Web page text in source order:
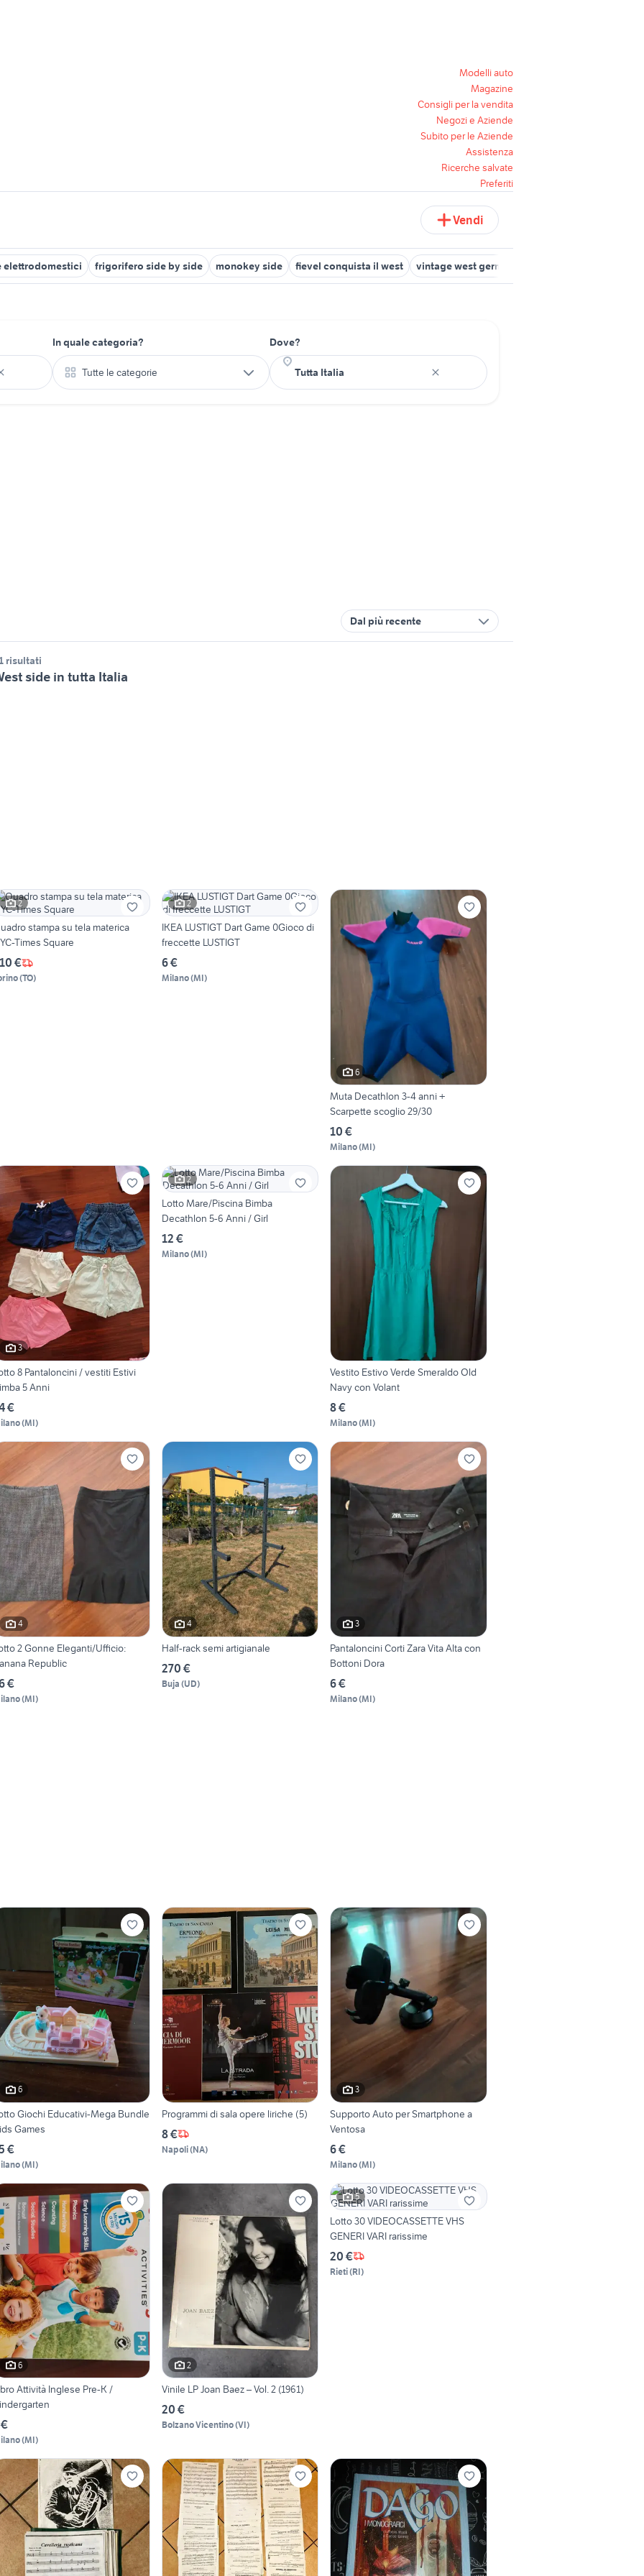
Modelli auto
Magazine
Consigli per la vendita
Negozi e Aziende
Subito per le Aziende
Assistenza
Ricerche salvate
Preferiti
Vendi
elettrodomestici frigorifero side by side monokey side fievel conquista il west vintage west germany
In quale categoria?
Tutte le categorie
Dove?
Dal più recente
risultati
side in tutta Italia
2
stampa su tela materica
Times Square
€
(TO)
2
IKEA LUSTIGT Dart Game 0Gioco di
freccette LUSTIGT
6 €
Milano(MI)
6
Muta Decathlon 3-4 anni +
Scarpette scoglio 29/30
10 €
Milano(MI)
3
8 Pantaloncini / vestiti Estivi
5 Anni
€
(MI)
2
Lotto Mare/Piscina Bimba
Decathlon 5-6 Anni / Girl
12 €
Milano(MI)
Vestito Estivo Verde Smeraldo Old
Navy con Volant
8 €
Milano(MI)
4
2 Gonne Eleganti/Ufficio:
Republic
€
(MI)
4
Half-rack semi artigianale
270 €
Buja (UD)
3
Pantaloncini Corti Zara Vita Alta con
Bottoni Dora
6 €
Milano(MI)
6
Giochi Educativi-Mega Bundle
Games
€
(MI)
Programmi di sala opere liriche (5)
8 €
Napoli(NA)
3
Supporto Auto per Smartphone a
Ventosa
6 €
Milano(MI)
6
Attività Inglese Pre-K /
(MI)
2
Vinile LP Joan Baez – Vol. 2 (1961)
20 €
Bolzano Vicentino(VI)
5
Lotto 30 VIDEOCASSETTE VHS
GENERI VARI rarissime
20 €
Rieti(RI)